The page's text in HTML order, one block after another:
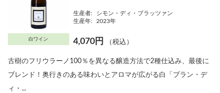
白ワイン
生産者:
シモン・ディ・ブラッツァン
生産年:
2023年
4,070円 （税込）
古樹のフリウラーノ100％を異なる醸造方法で2種仕込み、最後に
ブレンド！奥行きのある味わいとアロマが広がる白「ブラン・デ
ィ・...